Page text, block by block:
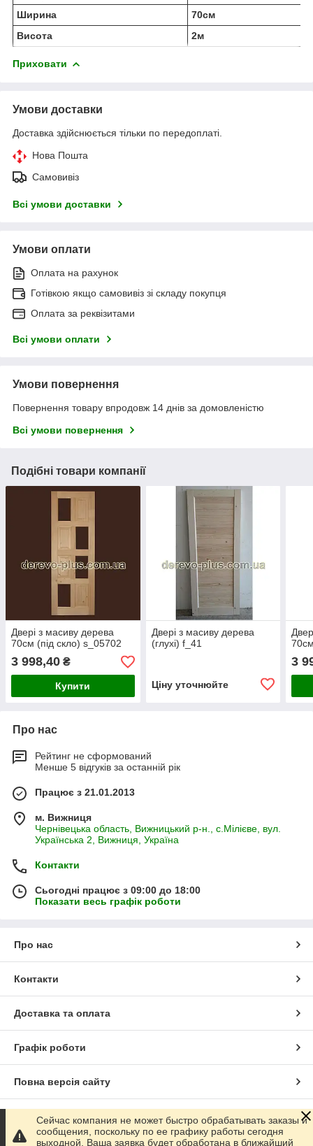
Ширина
70см
Висота
2м
Приховати
Умови доставки
Доставка здійснюється тільки по передоплаті.
Нова Пошта
Самовивіз
Всі умови доставки
Умови оплати
Оплата на рахунок
Готівкою якщо самовивіз зі складу покупця
Оплата за реквізитами
Всі умови оплати
Умови повернення
Повернення товару впродовж 14 днів за домовленістю
Всі умови повернення
Подібні товари компанії
Двері з масиву дерева
70см (під скло) s_05702
3 998,40 ₴
Купити
Двері з масиву дерева
(глухі) f_41
Ціну уточнюйте
3
Про нас
Рейтинг не сформований
Менше 5 відгуків за останній рік
Працює з 21.01.2013
м. Вижниця
Чернівецька область, Вижницький р-н., с.Мілієве, вул.
Українська 2, Вижниця, Україна
Контакти
Сьогодні працює з 09:00 до 18:00
Показати весь графік роботи
Про нас
Контакти
Доставка та оплата
Графік роботи
Повна версія сайту
Сайт створено на маркетплейсі Prom.ua
Сейчас компания не может быстро обрабатывать заказы и
сообщения, поскольку по ее графику работы сегодня
выходной. Ваша заявка будет обработана в ближайший